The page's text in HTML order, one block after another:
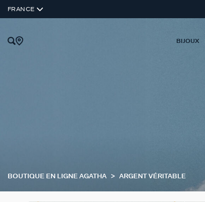
FRANCE
BIJOUX
BOUTIQUE EN LIGNE AGATHA ARGENT VÉRITABLE